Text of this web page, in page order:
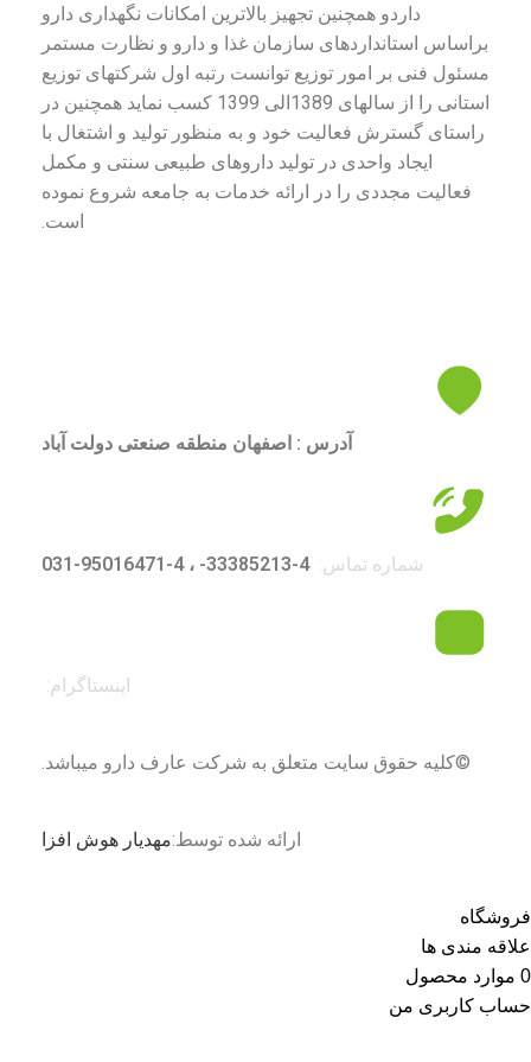
داردو همچنین تجهیز بالاترین امکانات نگهداری دارو
براساس استانداردهای سازمان غذا و دارو و نظارت مستمر
مسئول فنی بر امور توزیع توانست رتبه اول شرکتهای توزیع
استانی را از سالهای 1389الی 1399 کسب نماید همچنین در
راستای گسترش فعالیت خود و به منظور تولید و اشتغال با
ایجاد واحدی در تولید داروهای طبیعی سنتی و مکمل
فعالیت مجددی را در ارائه خدمات به جامعه شروع نموده
است.
آدرس : اصفهان منطقه صنعتی دولت آباد
شماره تماس: 4-33385213- ، 4-95016471-031
اینستاگرام:
©کلیه حقوق سایت متعلق به شرکت عارف دارو میباشد.
ارائه شده توسط:مهدیار هوش افزا
فروشگاه
علاقه مندی ها
0 موارد محصول
حساب کاربری من